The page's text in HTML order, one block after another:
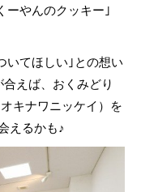
ーやんのクッキー｣
いてほしい｣との想い
えば、おくみどり
キナワニッケイ）を
えるかも♪